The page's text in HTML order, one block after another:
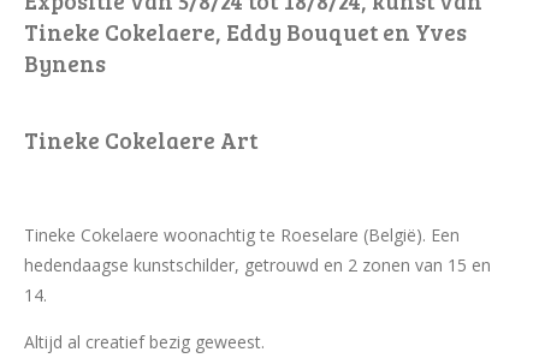
Tineke Cokelaere, Eddy Bouquet en Yves
Bynens
Tineke Cokelaere Art
Tineke Cokelaere woonachtig te Roeselare (België). Een
hedendaagse kunstschilder, getrouwd en 2 zonen van 15 en
14.
Altijd al creatief bezig geweest.